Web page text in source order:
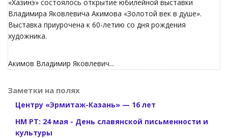
«Хазинэ» состоялось открытие юбилейной выставки
Владимира Яковлевича Акимова «Золотой век в душе».
Выставка приурочена к 60-летию со дня рождения
художника.
Акимов Владимир Яковлевич...
Заметки на полях
Центру «Эрмитаж-Казань» — 16 лет
НМ РТ: 24 мая - День славянской письменности и
культуры